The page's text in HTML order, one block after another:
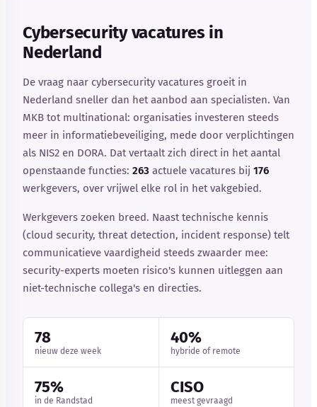
Cybersecurity vacatures in
Nederland
De vraag naar cybersecurity vacatures groeit in
Nederland sneller dan het aanbod aan specialisten. Van
MKB tot multinational: organisaties investeren steeds
meer in informatiebeveiliging, mede door verplichtingen
als NIS2 en DORA. Dat vertaalt zich direct in het aantal
openstaande functies: 263 actuele vacatures bij 176
werkgevers, over vrijwel elke rol in het vakgebied.
Werkgevers zoeken breed. Naast technische kennis
(cloud security, threat detection, incident response) telt
communicatieve vaardigheid steeds zwaarder mee:
security-experts moeten risico's kunnen uitleggen aan
niet-technische collega's en directies.
78
nieuw deze week
40%
hybride of remote
75%
in de Randstad
CISO
meest gevraagd